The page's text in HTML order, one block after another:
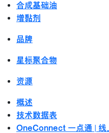
合成基础油
增黏剂
品牌
星标聚合物
资源
概述
技术数据表
OneConnect 一点通 | 线